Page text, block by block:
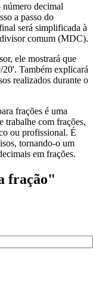
número decimal
a passo do
será simplificada à
comum (MDC).
ele mostrará que
Também explicará
realizados durante o
frações é uma
trabalhe com frações,
ou profissional. É
tornando-o um
em frações.
fração"